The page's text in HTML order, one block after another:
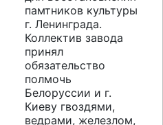
памтников культуры
г. Ленинграда.
Коллектив завода
принял
обязательство
полмочь
Белоруссии и г.
Киеву гвоздями,
ведрами, железлом,